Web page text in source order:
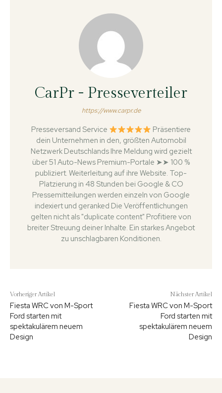
CarPr - Presseverteiler
https://www.carpr.de
Presseversand Service
Präsentiere
dein Unternehmen in den, größten Automobil
Netzwerk Deutschlands Ihre Meldung wird gezielt
über 51 Auto-News Premium-Portale ➤➤ 100 %
publiziert. Weiterleitung auf ihre Website. Top-
Platzierung in 48 Stunden bei Google & CO
Pressemitteilungen werden einzeln von Google
indexiert und geranked Die Veröffentlichungen
gelten nicht als "duplicate content" Profitiere von
breiter Streuung deiner Inhalte. Ein starkes Angebot
zu unschlagbaren Konditionen.
Vorheriger Artikel
Fiesta WRC von M-Sport
Ford starten mit
spektakulärem neuem
Design
Nächster Artikel
Fiesta WRC von M-Sport
Ford starten mit
spektakulärem neuem
Design